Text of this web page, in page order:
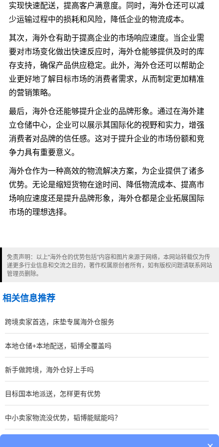
实现快速配送，提高客户满意度。同时，海外仓还可以减
少运输过程中的损耗和风险，降低企业的物流成本。
其次，海外仓有助于提高企业的市场响应速度。当企业需
要对市场变化做出快速反应时，海外仓能够提供及时的库
存支持，确保产品供应稳定。此外，海外仓还可以帮助企
业更好地了解目标市场的消费者需求，从而制定更加精准
的营销策略。
最后，海外仓还能够提升企业的品牌形象。通过在海外建
立仓储中心，企业可以展示其国际化的视野和实力，增强
消费者对品牌的信任感。这对于提升企业的市场份额和竞
争力具有重要意义。
海外仓作为一种高效的物流解决方案，为企业提供了诸多
优势。无论是缩短货物在途时间、降低物流成本、提高市
场响应速度还是提升品牌形象，海外仓都是企业拓展国际
市场的理想选择。
免责声明：以上"海外仓的优势包括"内容和图片来源于网络，本网站转载仅为传
递更多行业信息和交流之目的，著作权属原创者所有，如有版权问题请联系网站
管理员删除。
相关信息推荐
跨境卖家首选，床垫专属海外仓服务
本地仓储+本地配送，韬博全覆盖吗
新手做跨境，海外仓好上手吗
目标国本地派送，怎样更有优势
中小卖家物流没优势，韬博能赋能吗？